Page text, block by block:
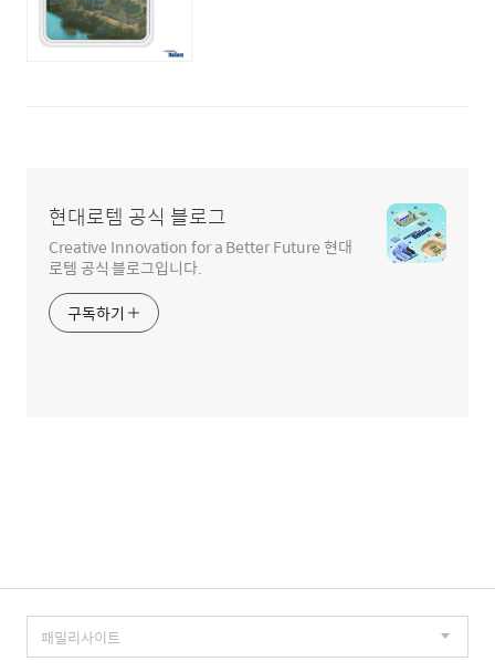
현대로템 공식 블로그
Creative Innovation for a Better Future 현대
로템 공식 블로그입니다.
구독하기